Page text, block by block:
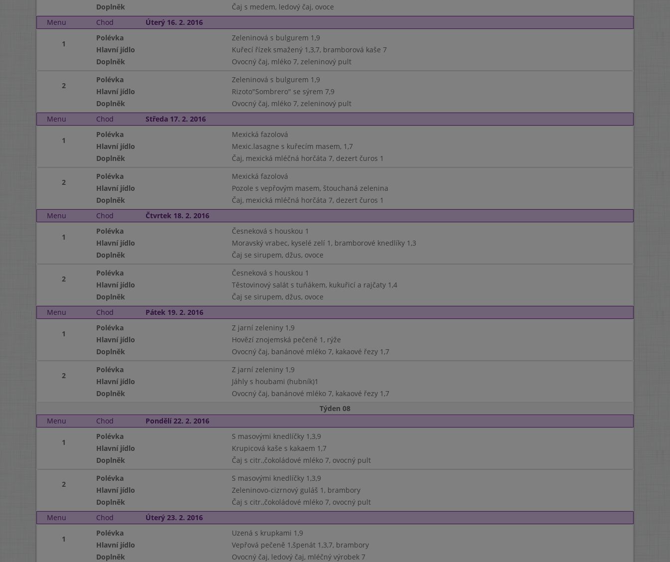
Doplněk
Čaj s medem, ledový čaj, ovoce
Menu
Chod Úterý 16. 2. 2016
1
Polévka
Zeleninová s bulgurem 1,9
Hlavní jídlo
Kuřecí řízek smažený 1,3,7, bramborová kaše 7
Doplněk
Ovocný čaj, mléko 7, zeleninový pult
2
Polévka
Zeleninová s bulgurem 1,9
Hlavní jídlo
Rizoto"Sombrero" se sýrem 7,9
Doplněk
Ovocný čaj, mléko 7, zeleninový pult
Menu
Chod Středa 17. 2. 2016
1
Polévka
Mexická fazolová
Hlavní jídlo
Mexic.lasagne s kuřecím masem, 1,7
Doplněk
Čaj, mexická mléčná horčáta 7, dezert čuros 1
2
Polévka
Mexická fazolová
Hlavní jídlo
Pozole s vepřovým masem, štouchaná zelenina
Doplněk
Čaj, mexická mléčná horčáta 7, dezert čuros 1
Menu
Chod Čtvrtek 18. 2. 2016
1
Polévka
Česneková s houskou 1
Hlavní jídlo
Moravský vrabec, kyselé zelí 1, bramborové knedlíky 1,3
Doplněk
Čaj se sirupem, džus, ovoce
2
Polévka
Česneková s houskou 1
Hlavní jídlo
Těstovinový salát s tuňákem, kukuřicí a rajčaty 1,4
Doplněk
Čaj se sirupem, džus, ovoce
Menu
Chod Pátek 19. 2. 2016
1
Polévka
Z jarní zeleniny 1,9
Hlavní jídlo
Hovězí znojemská pečeně 1, rýže
Doplněk
Ovocný čaj, banánové mléko 7, kakaové řezy 1,7
2
Polévka
Z jarní zeleniny 1,9
Hlavní jídlo
Jáhly s houbami (hubník)1
Doplněk
Ovocný čaj, banánové mléko 7, kakaové řezy 1,7
Týden 08
Menu
Chod Pondělí 22. 2. 2016
1
Polévka
S masovými knedlíčky 1,3,9
Hlavní jídlo
Krupicová kaše s kakaem 1,7
Doplněk
Čaj s citr.,čokoládové mléko 7, ovocný pult
2
Polévka
S masovými knedlíčky 1,3,9
Hlavní jídlo
Zeleninovo-cizrnový guláš 1, brambory
Doplněk
Čaj s citr.,čokoládové mléko 7, ovocný pult
Menu
Chod Úterý 23. 2. 2016
1
Polévka
Uzená s krupkami 1,9
Hlavní jídlo
Vepřová pečeně 1,špenát 1,3,7, brambory
Doplněk
Ovocný čaj, ledový čaj, mléčný výrobek 7